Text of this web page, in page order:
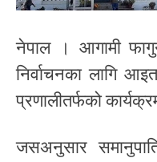
नेपाल । आगामी
निर्वाचनका लागि
प्रणालीतर्फको
जसअनुसार